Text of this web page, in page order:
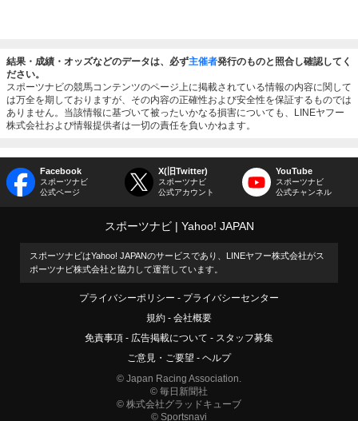
結果・成績・オッズなどのデータは、必ず主催者発行のものと照合し確認してく
ださい。
スポーツナビの競馬コンテンツのページ上に掲載されている情報の内容に関して
は万全を期しておりますが、その内容の正確性および安全性を保証するものでは
ありません。当該情報に基づいて被ったいかなる損害についても、LINEヤフー
株式会社および情報提供者は一切の責任を負いかねます。
Facebook
スポーツナビ
公式ページ
X(旧Twitter)
スポーツナビ
公式アカウント
YouTube
スポーツナビ
公式チャンネル
スポーツナビ Yahoo! JAPAN
スポーツナビはYahoo! JAPANのサービスであり、LINEヤフー株式会社がス
ポーツナビ株式会社と協力して運営しています。
プライバシーポリシー
プライバシーセンター
規約
会社概要
免責事項
広告掲載について
スタッフ募集
ご意見・ご要望
ヘルプ
© Japan Racing Association.
© 毎日新聞社
© 株式会社グラッドキューブ
© Sportsnavi